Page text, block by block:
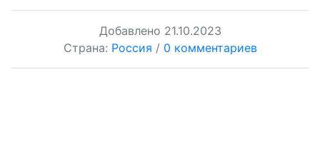
Добавлено 21.10.2023
Страна: Россия / 0 комментариев